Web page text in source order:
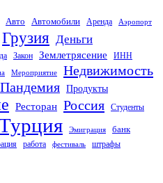
Авто Автомобили Аренда Аэропорт
Грузия Деньги
Закон Землетрясение
ИНН
Мероприятие Недвижимость
Пандемия Продукты
Ресторан Россия Студенты
Эмиграция
банк
работа фестиваль штрафы